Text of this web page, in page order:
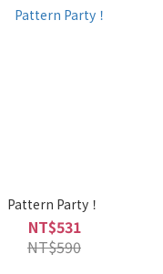
Pattern Party！
NT$531
NT$590